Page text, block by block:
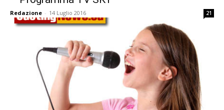
Redazione - 14 Luglio 2016 21